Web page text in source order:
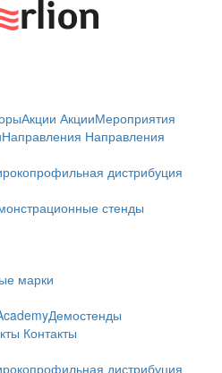
Акции АкцииМероприятия
Направления Направления
дистрибуция
стенды
марки
Демостенды
Контакты
дистрибуция